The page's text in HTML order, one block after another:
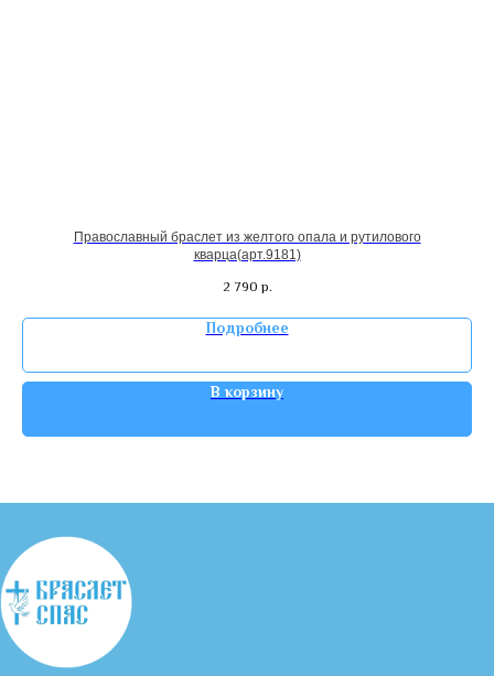
Православный браслет из желтого опала и рутилового
кварца(арт.9181)
2 790 р.
Подробнее
В корзину